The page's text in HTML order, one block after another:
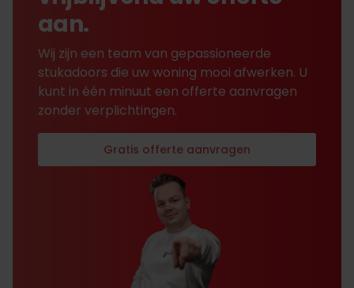
aan.
Wij zijn een team van gepassioneerde
stukadoors die uw woning mooi afwerken. U
kunt in één minuut een offerte aanvragen
zonder verplichtingen.
Gratis offerte aanvragen